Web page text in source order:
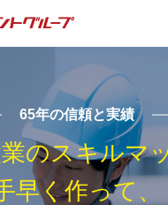
65年の信頼と実績
業のスキルマ
早く作って、